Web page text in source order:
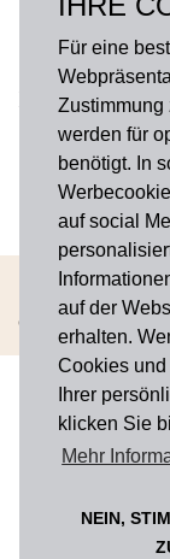
Für eine
Zustimmung
werden für
benötigt. In
auf social
auf der
erhalten.
Cookies
Ihrer
klicken Sie
Mehr
NEIN,
Fragen?
FOLGE UNS
Instagram
AGB
Copyright © 2026